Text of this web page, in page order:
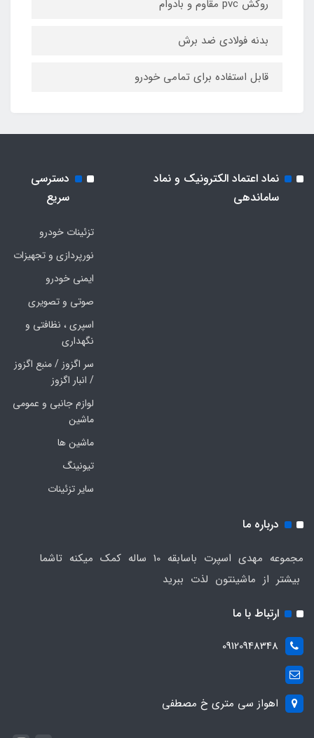
روکش pvc مقاوم و بادوام
بدنه فولادی ضد برش
قابل استفاده برای تمامی خودرو
نماد اعتماد الکترونیک و نماد
ساماندهی
دسترسی
سریع
تزئینات خودرو
نورپردازی و تجهیزات
ایمنی خودرو
صوتی و تصویری
اسپری ، نظافتی و
نگهداری
سر اگزوز / منبع اگزوز
/ انبار اگزوز
لوازم جانبی و عمومی
ماشین
ماشین ها
تیونینگ
سایر تزئینات
درباره ما
مجموعه مهدی اسپرت باسابقه 10 ساله کمک میکنه تاشما
بیشتر از ماشینتون لذت ببرید
ارتباط با ما
09120948348
اهواز سی متری خ مصطفی